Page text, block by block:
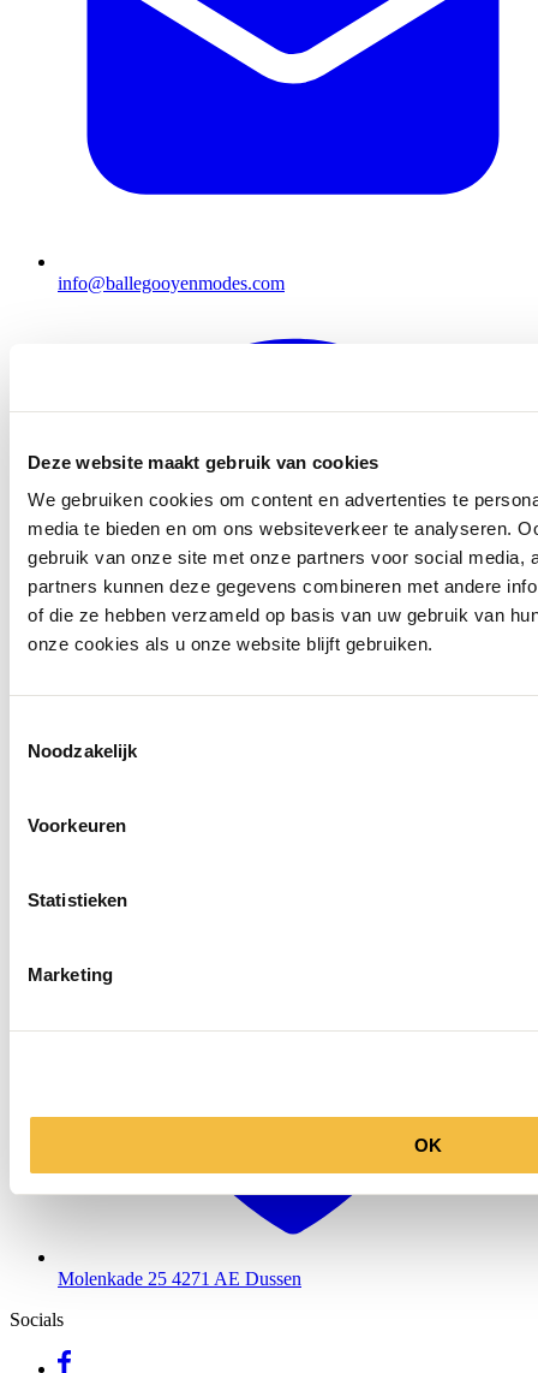
Deze website maakt gebruik van cookies
We gebruiken cookies om content en advertenties te
media te bieden en om ons websiteverkeer te analyseren.
gebruik van onze site met onze partners voor social media,
partners kunnen deze gegevens combineren met andere
of die ze hebben verzameld op basis van uw gebruik van
onze cookies als u onze website blijft gebruiken.
Noodzakelijk
Voorkeuren
Statistieken
Marketing
OK
info@ballegooyenmodes.com
Molenkade 25 4271 AE Dussen
Socials